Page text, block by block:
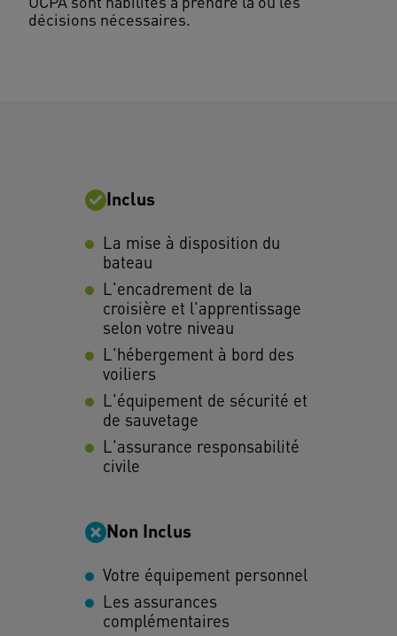
Inclus
La mise à disposition du
bateau
L'encadrement de la
croisière et l'apprentissage
selon votre niveau
L'hébergement à bord des
voiliers
L'équipement de sécurité et
de sauvetage
L'assurance responsabilité
civile
Non Inclus
Votre équipement personnel
Les assurances
complémentaires